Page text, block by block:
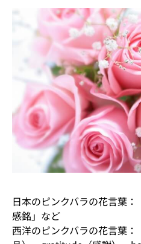
日本のピンクバラの花言葉：
感銘」など
西洋のピンクバラの花言葉